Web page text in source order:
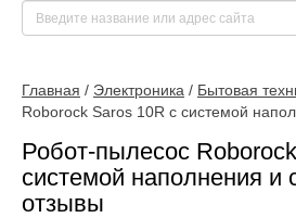
Главная / Электроника / Бытовая
Roborock Saros 10R c системой
Робот-пылесос
системой наполнения и
отзывы